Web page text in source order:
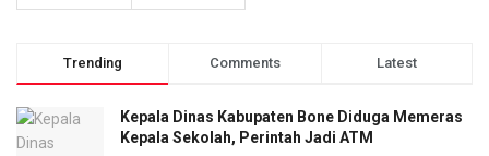
Trending Comments Latest
Kepala Dinas Kabupaten Bone Diduga Memeras
Kepala Sekolah, Perintah Jadi ATM